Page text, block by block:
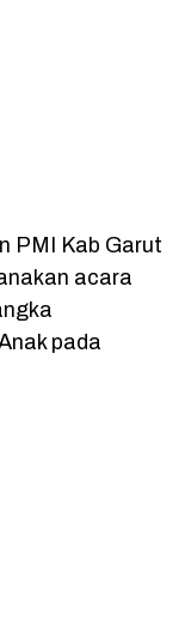
PMI Kab Garut
acara
pada